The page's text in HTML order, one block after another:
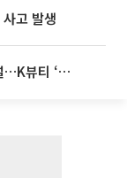
고 발생
대[K뷰티 라방戰]